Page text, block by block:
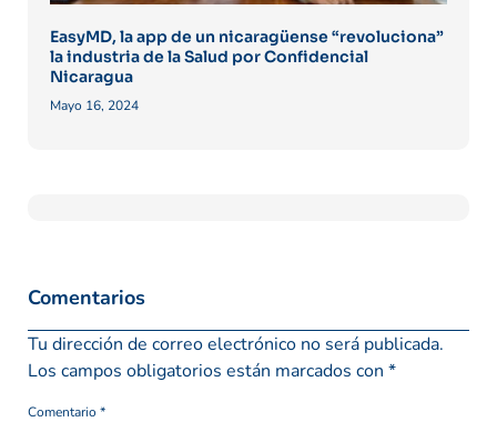
EasyMD, la app de un nicaragüense “revoluciona”
la industria de la Salud por Confidencial
Nicaragua
Mayo 16, 2024
Comentarios
Tu dirección de correo electrónico no será publicada.
Los campos obligatorios están marcados con *
Comentario *